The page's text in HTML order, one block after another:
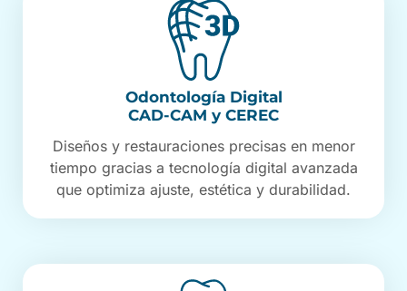
Odontología Digital
CAD-CAM y CEREC
Diseños y restauraciones precisas en menor
tiempo gracias a tecnología digital avanzada
que optimiza ajuste, estética y durabilidad.